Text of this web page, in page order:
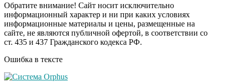
i
Ролик из Омска: вы
будете смеяться долго
Королева вагона
Обратите внимание! Сайт носит исключительно
информационный характер и ни при каких условиях
информационные материалы и цены, размещенные на
сайте, не являются публичной офертой, в соответствии со
ст. 435 и 437 Гражданского кодекса РФ.
Ошибка в тексте